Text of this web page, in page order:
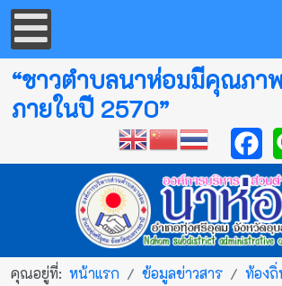
“ชาวตำบลนาห่อมมีคุณภา
ภายในปี 2570”
คุณอยู่ที่:หน้าแรก ข้อมูลข่าวสาร
ท้องถิ่